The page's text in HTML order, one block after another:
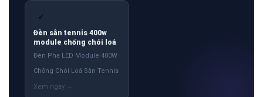
✓
Đèn sân tennis 400w
module chống chói loá
Đèn Pha LED Module 400W
Chống Chói Loá Sân Tennis